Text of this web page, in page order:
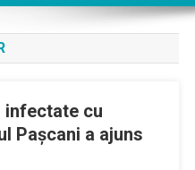
infectate cu
Paşcani a ajuns